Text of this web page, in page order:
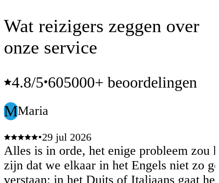
Wat reizigers zeggen over
onze service
4.8/5•605000+ beoordelingen
MMaria
•29 jul 2026
Alles is in orde, het enige probleem zou
zijn dat we elkaar in het Engels niet zo
verstaan; in het Duits of Italiaans gaat het